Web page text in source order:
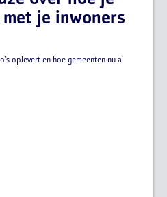
met je inwoners
oplevert en hoe gemeenten nu al